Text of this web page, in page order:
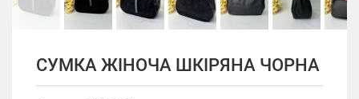
СУМКА ЖІНОЧА ШКІРЯНА ЧОРНА